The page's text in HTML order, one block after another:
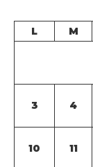
L
M
3 4
10 11